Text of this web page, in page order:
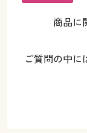
商品に
ご質問の中に